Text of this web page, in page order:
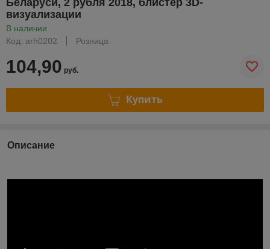
визуализации
В наличии
Код: arh0202
Розница
104,90 руб.
Купить
Описание